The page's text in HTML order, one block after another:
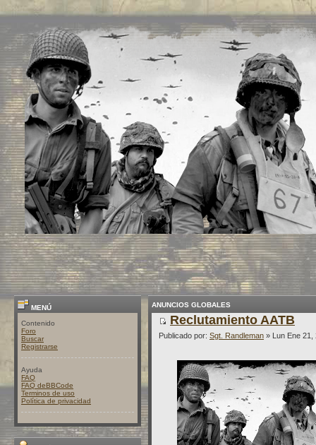
MENÚ
Contenido
Foro
Buscar
Registrarse
Ayuda
FAQ
FAQ deBBCode
Terminos de uso
Política de privacidad
ANUNCIOS GLOBALES
Reclutamiento AATB
Publicado por: Sgt. Randleman » Lun Ene 21,